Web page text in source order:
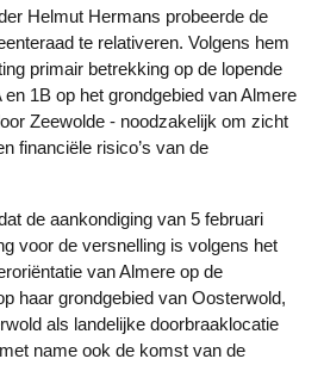
te relativeren. Volgens hem
primair betrekking op de lopende
1B op het grondgebied van Almere
Zeewolde - noodzakelijk om zicht
financiële risico’s van de
voor de versnelling is volgens het
van Almere op de
haar grondgebied van Oosterwold,
als landelijke doorbraaklocatie
name ook de komst van de